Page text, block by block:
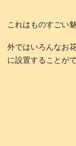
これはものすごい魅
外ではいろんなお
に設置することが